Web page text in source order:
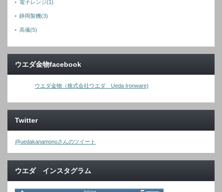
電子レンジ(1)
静岡製機(3)
高儀(5)
ウエダ金物facebook
ウエダ金物（株式会社ウエダ Ueda Ironware)
Twitter
@uedakanamonoさんのツイート
ウエダ インスタグラム